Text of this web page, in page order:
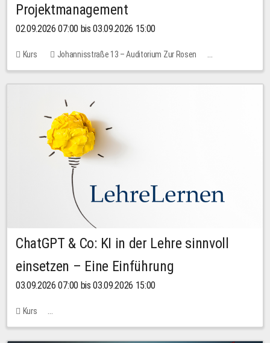
Projektmanagement
02.09.2026 07:00 bis 03.09.2026 15:00
Kurs
Johannisstraße 13 – Auditorium Zur Rosen
Keine freien Plätze
30,00 EUR
ChatGPT & Co: KI in der Lehre sinnvoll
einsetzen – Eine Einführung
03.09.2026 07:00 bis 03.09.2026 15:00
Kurs
Bachstraße 18k - SR 102 (Seminarraum Servicestelle LehreLernen)